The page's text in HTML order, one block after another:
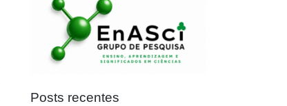
Posts recentes